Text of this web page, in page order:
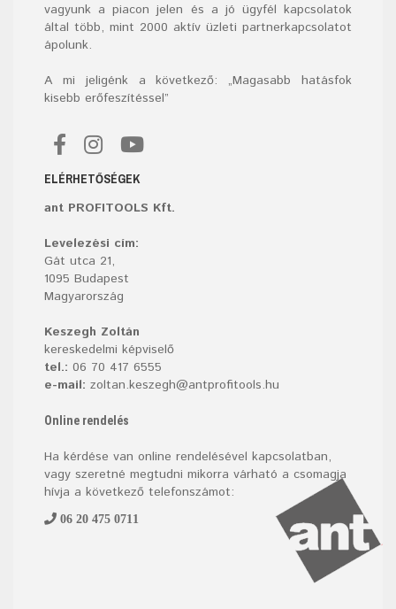
vagyunk a piacon jelen és a jó ügyfél kapcsolatok
által több, mint 2000 aktív üzleti partnerkapcsolatot
ápolunk.
A mi jeligénk a következő: „Magasabb hatásfok
kisebb erőfeszítéssel”
ELÉRHETŐSÉGEK
ant PROFITOOLS Kft.
Levelezési cím:
Gát utca 21,
1095 Budapest
Magyarország
Keszegh Zoltán
kereskedelmi képviselő
tel.: 06 70 417 6555
e-mail: zoltan.keszegh@antprofitools.hu
Online rendelés
Ha kérdése van online rendelésével kapcsolatban,
vagy szeretné megtudni mikorra várható a csomagja
hívja a következő telefonszámot:
06 20 475 0711